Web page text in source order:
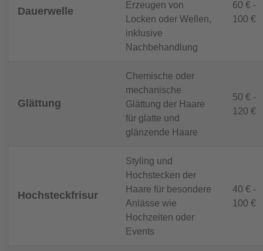
Dauerwelle
Erzeugen von
Locken oder Wellen,
inklusive
Nachbehandlung
60 € -
100 €
Glättung
Chemische oder
mechanische
Glättung der Haare
für glatte und
glänzende Haare
50 € -
120 €
Hochsteckfrisur
Styling und
Hochstecken der
Haare für besondere
Anlässe wie
Hochzeiten oder
Events
40 € -
100 €